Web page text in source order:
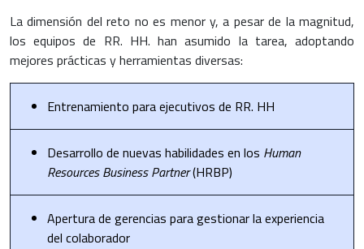
La dimensión del reto no es menor y, a pesar de la magnitud,
los equipos de RR. HH. han asumido la tarea, adoptando
mejores prácticas y herramientas diversas:
Entrenamiento para ejecutivos de RR. HH
Desarrollo de nuevas habilidades en los Human
Resources Business Partner(HRBP)
Apertura de gerencias para gestionar la experiencia
del colaborador